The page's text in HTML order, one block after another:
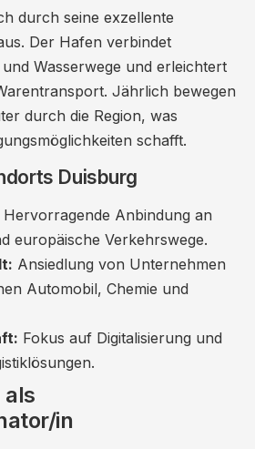
das Gehalt?
in Duisburg stellen
ein?
gibt es?
durch seine exzellente
Der Hafen verbindet
Wasserwege und erleichtert
Jährlich bewegen
durch die Region, was
schafft.
Duisburg
Hervorragende Anbindung an
europäische Verkehrswege.
Ansiedlung von Unternehmen
Automobil, Chemie und
Fokus auf Digitalisierung und
als
in